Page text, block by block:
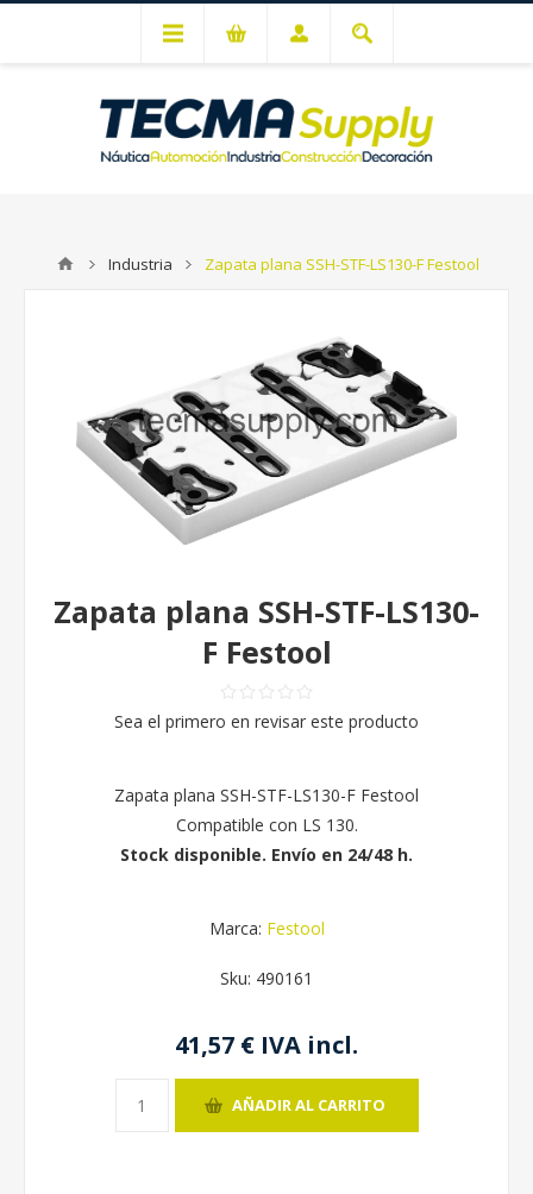
Industria Zapata plana SSH-STF-LS130-F Festool
Zapata plana SSH-STF-LS130-
F Festool
Sea el primero en revisar este producto
Zapata plana SSH-STF-LS130-F Festool
Compatible con LS 130.
Stock disponible. Envío en 24/48 h.
Marca: Festool
Sku: 490161
41,57 € IVA incl.
AÑADIR AL CARRITO